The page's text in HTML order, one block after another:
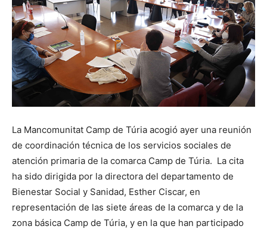
La Mancomunitat Camp de Túria acogió ayer una reunión
de coordinación técnica de los servicios sociales de
atención primaria de la comarca Camp de Túria. La cita
ha sido dirigida por la directora del departamento de
Bienestar Social y Sanidad, Esther Ciscar, en
representación de las siete áreas de la comarca y de la
zona básica Camp de Túria, y en la que han participado